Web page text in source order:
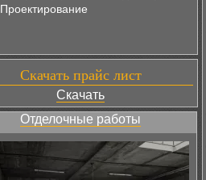
Проектирование
Скачать прайс лист
Скачать
Отделочные работы